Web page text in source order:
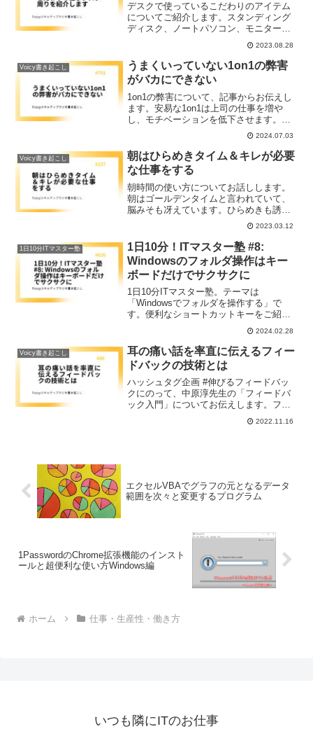
デスクで使っているこだわりのアイテム
についてご紹介します。スタンディング
ディスク、ノートパソコン、モニター、
Webカメラ、リングライト、ヘッドセッ
トなど、何を選んでいて、その良さと、
こだわったポイントはどこなのかについ
てお伝えします。
2023.08.28
Voicy書き起こし
うまくいっていない1on1の弊害
がバカにできない
1on1の弊害について、記事からお伝えし
ます。安易な1on1は上司の仕事を増や
し、モチベーションを低下させます。な
んのために1on1をするのか、上司も部下
も目的を理解し望むことが大切です。
1on1の仕組み自体もブラッシュアップし
続ける必要があります。
2024.07.03
Voicy書き起こし
朝はひらめきタイム＆キレが必要
な仕事をする
朝時間の使い方についてお話しします。
朝はゴールデンタイムと言われていて、
脳みそも冴えています。ひらめきも誘導
されますので、朝時間から午前中にかけ
ては考えたり頭のキレが必要になるよう
な仕事に使うようにしています。
2023.03.12
1日10分ITマスター塾
1日10分！ITマスター塾 #8:
Windowsのフォルダ操作はキー
ボードだけでサクサクに
1日10分ITマスター塾。テーマは
「Windowsでフォルダを操作する」で
す。便利なショートカットキーをご紹介
します。フォルダの名前の頭に数字やア
ルファベットと_（アンダースコア）をつ
けることで選択が簡単で爆速になりま
す。
2024.02.28
Voicy書き起こし
耳の痛い話を率直に伝えるフィー
ドバックの技術とは
ハッシュタグ企画 #伸びるフィードバッ
クにのって、中原淳先生の「フィードバ
ック入門」についてお伝えします。フィ
ードバックの具体的な方法や手順、フィ
ードバックとコーチングの違いなど。ビ
2022.11.16
エクセルVBAでグラフの元となるデータ
範囲を次々と変更するプログラム
1PasswordのChrome拡張機能のインスト
ールと超便利な使い方Windows編
ホーム 仕事・生産性・働き方
いつも隣にITのお仕事